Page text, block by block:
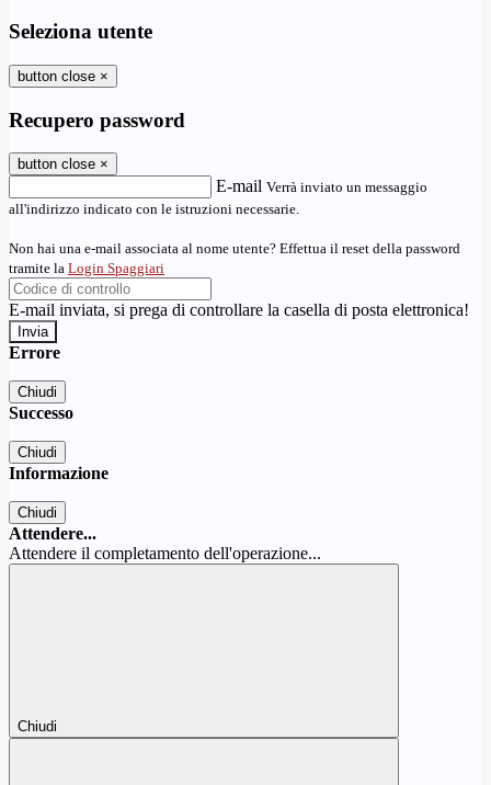
Seleziona utente
button close ×
Recupero password
button close ×
E-mail Verrà inviato un messaggio
all'indirizzo indicato con le istruzioni necessarie.
Non hai una e-mail associata al nome utente? Effettua il reset della password
tramite la Login Spaggiari
E-mail inviata, si prega di controllare la casella di posta elettronica!
Errore
Chiudi
Successo
Chiudi
Informazione
Chiudi
Attendere...
Attendere il completamento dell'operazione...
Chiudi